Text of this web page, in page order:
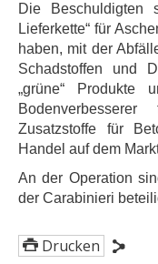
Die Beschuldigten
Lieferkette“ für
haben, mit der
Schadstoffen und
„grüne“ Produkte
Zusatzstoffe für
Handel auf dem
An der Operation
der Carabinieri
Drucken